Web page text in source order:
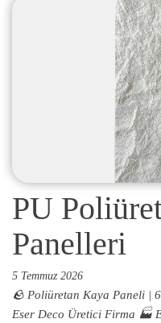
PU
Panelleri
5 Temmuz 2026
🪨 Poliüretan Kaya Paneli |
Eser Deco Üretici Firma 🏭